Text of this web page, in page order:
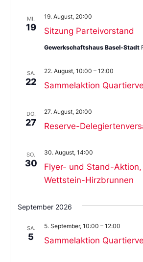
MI.
19 Sitzung Parteivorstand
19. August, 20:00
Gewerkschaftshaus Basel-Stadt
SA.
22 Sammelaktion
22. August, 10:00 – 12:00
DO.
27 Reserve-
27. August, 20:00
SO.
30
Flyer- und Stand-Aktion,
Wettstein-Hirzbrunnen
30. August, 14:00
September 2026
SA.
5 Sammelaktion
5. September, 10:00 – 12:00